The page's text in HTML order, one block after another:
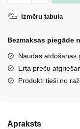
ar
papēdi
gaiši
bēšā
krāsā
Izmēru tabula
Bezmaksas piegāde
Naudas atdošanas
Ērta preču
Produkti tieši no
Apraksts